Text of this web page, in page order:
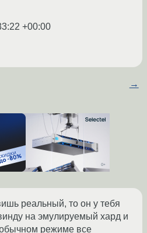
+00:00
→
реальный, то он у тебя
на эмулируемый хард и
обычном режиме все